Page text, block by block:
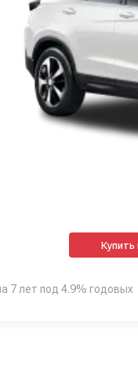
7 лет под 4.9% годовых